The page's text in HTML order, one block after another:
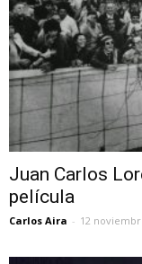
Juan Carlos
película
Carlos Aira - 12